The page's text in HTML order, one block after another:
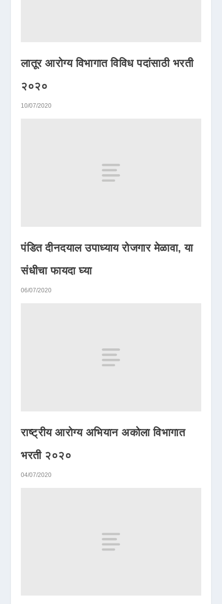
लातूर आरोग्य विभागात विविध पदांसाठी भरती
२०२०
10/07/2020
पंडित दीनदयाल उपाध्याय रोजगार मेळावा, या
संधीचा फायदा घ्या
06/07/2020
राष्ट्रीय आरोग्य अभियान अकोला विभागात
भरती २०२०
04/07/2020